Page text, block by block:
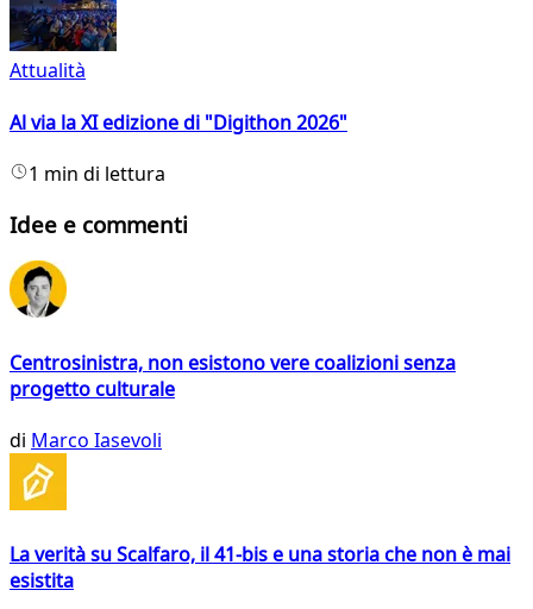
Attualità
Al via la XI edizione di "Digithon 2026"
1 min di lettura
Idee e commenti
Centrosinistra, non esistono vere coalizioni senza
progetto culturale
di Marco Iasevoli
La verità su Scalfaro, il 41-bis e una storia che non è mai
esistita